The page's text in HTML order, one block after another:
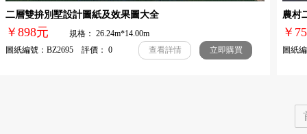
二層雙拚別墅設計圖紙及效果圖大全
￥898元
規格： 26.24m*14.00m
圖紙編號：BZ2695 評價： 0
查看詳情 立即購買
農村
￥
圖紙編